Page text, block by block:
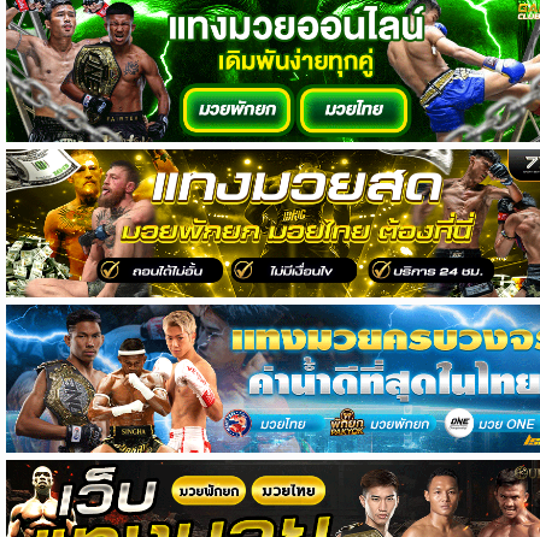
วิเคราะห์
บอล
วิเคราะห์
NFL
วิเคราะห์
NBA
ทีเด็ด
บอล
แกล
ล
อรี่
สาว
งาม